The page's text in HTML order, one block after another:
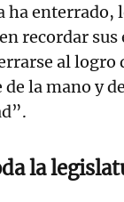
ha enterrado,
recordar
al logro
de la mano y
la